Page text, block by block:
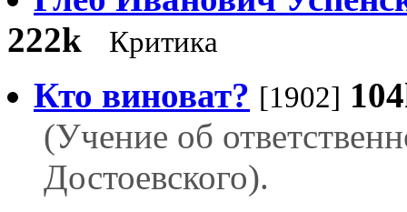
222k
Критика
Кто виноват? [1902]
(Учение об
Достоевского).